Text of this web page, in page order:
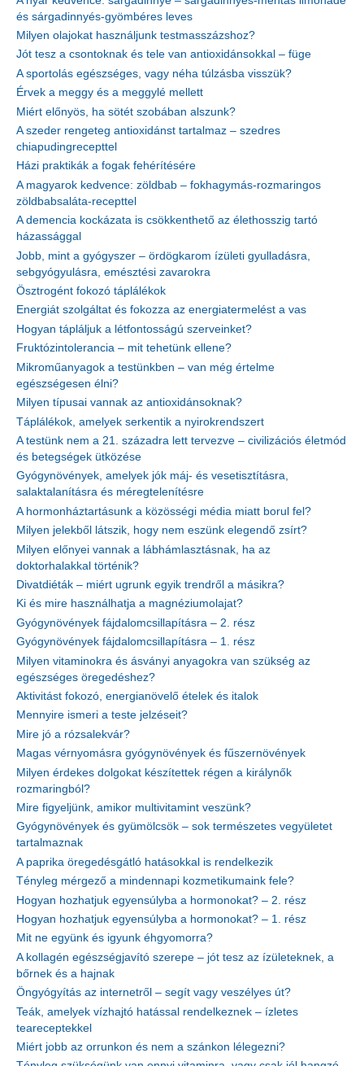
és sárgadinnyés-gyömbéres leves
Milyen olajokat használjunk testmasszázshoz?
Jót tesz a csontoknak és tele van antioxidánsokkal – füge
A sportolás egészséges, vagy néha túlzásba visszük?
Érvek a meggy és a meggylé mellett
Miért előnyös, ha sötét szobában alszunk?
A szeder rengeteg antioxidánst tartalmaz – szedres
chiapudingrecepttel
Házi praktikák a fogak fehérítésére
A magyarok kedvence: zöldbab – fokhagymás-rozmaringos
zöldbabsaláta-recepttel
A demencia kockázata is csökkenthető az élethosszig tartó
házassággal
Jobb, mint a gyógyszer – ördögkarom ízületi gyulladásra,
sebgyógyulásra, emésztési zavarokra
Ösztrogént fokozó táplálékok
Energiát szolgáltat és fokozza az energiatermelést a vas
Hogyan tápláljuk a létfontosságú szerveinket?
Fruktózintolerancia – mit tehetünk ellene?
Mikroműanyagok a testünkben – van még értelme
egészségesen élni?
Milyen típusai vannak az antioxidánsoknak?
Táplálékok, amelyek serkentik a nyirokrendszert
A testünk nem a 21. századra lett tervezve – civilizációs életmód
és betegségek ütközése
Gyógynövények, amelyek jók máj- és vesetisztításra,
salaktalanításra és méregtelenítésre
A hormonháztartásunk a közösségi média miatt borul fel?
Milyen jelekből látszik, hogy nem eszünk elegendő zsírt?
Milyen előnyei vannak a lábhámlasztásnak, ha az
doktorhalakkal történik?
Divatdiéták – miért ugrunk egyik trendről a másikra?
Ki és mire használhatja a magnéziumolajat?
Gyógynövények fájdalomcsillapításra – 2. rész
Gyógynövények fájdalomcsillapításra – 1. rész
Milyen vitaminokra és ásványi anyagokra van szükség az
egészséges öregedéshez?
Aktivitást fokozó, energianövelő ételek és italok
Mennyire ismeri a teste jelzéseit?
Mire jó a rózsalekvár?
Magas vérnyomásra gyógynövények és fűszernövények
Milyen érdekes dolgokat készítettek régen a királynők
rozmaringból?
Mire figyeljünk, amikor multivitamint veszünk?
Gyógynövények és gyümölcsök – sok természetes vegyületet
tartalmaznak
A paprika öregedésgátló hatásokkal is rendelkezik
Tényleg mérgező a mindennapi kozmetikumaink fele?
Hogyan hozhatjuk egyensúlyba a hormonokat? – 2. rész
Hogyan hozhatjuk egyensúlyba a hormonokat? – 1. rész
Mit ne együnk és igyunk éhgyomorra?
A kollagén egészségjavító szerepe – jót tesz az ízületeknek, a
bőrnek és a hajnak
Öngyógyítás az internetről – segít vagy veszélyes út?
Teák, amelyek vízhajtó hatással rendelkeznek – ízletes
teareceptekkel
Miért jobb az orrunkon és nem a szánkon lélegezni?